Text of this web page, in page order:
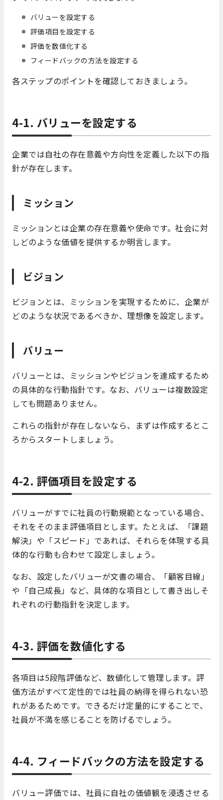
バリューを設定する
評価項目を設定する
評価を数値化する
フィードバックの方法を設定する
各ステップのポイントを確認しておきましょう。
4-1. バリューを設定する
企業では自社の存在意義や方向性を定義した以下の指
針が存在します。
ミッション
ミッションとは企業の存在意義や使命です。社会に対
しどのような価値を提供するか明言します。
ビジョン
ビジョンとは、ミッションを実現するために、企業が
どのような状況であるべきか、理想像を設定します。
バリュー
バリューとは、ミッションやビジョンを達成するため
の具体的な行動指針です。なお、バリューは複数設定
しても問題ありません。
これらの指針が存在しないなら、まずは作成するとこ
ろからスタートしましょう。
4-2. 評価項目を設定する
バリューがすでに社員の行動規範となっている場合、
それをそのまま評価項目とします。たとえば、「課題
解決」や「スピード」であれば、それらを体現する具
体的な行動も合わせて設定しましょう。
なお、設定したバリューが文書の場合、「顧客目線」
や「自己成長」など、具体的な項目として書き出しそ
れぞれの行動指針を決定します。
4-3. 評価を数値化する
各項目は5段階評価など、数値化して管理します。評
価方法がすべて定性的では社員の納得を得られない恐
れがあるためです。できるだけ定量的にすることで、
社員が不満を感じることを防げるでしょう。
4-4. フィードバックの方法を設定する
バリュー評価では、社員に自社の価値観を浸透させる